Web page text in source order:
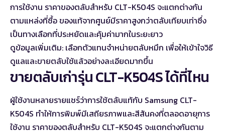
การใช้งาน ราคาของตลับสำหรับ CLT-K504S จะแตกต่างกัน
ตามแหล่งที่ซื้อ ของแท้จากศูนย์มีราคาสูงกว่าตลับเทียบเท่าซึ่ง
เป็นทางเลือกที่ประหยัดและคุ้มค่ามากในระยะยาว
ดูข้อมูลเพิ่มเติม: เลือกตัวแทนจำหน่ายตลับหมึก เพื่อให้เข้าใจวิธี
ดูแลและขายตลับใช้แล้วอย่างละเอียดมากขึ้น
ขายตลับเก่ารุ่น CLT-K504S ได้ที่ไหน
ผู้ใช้งานหลายรายแชร์ว่าการใช้ตลับแท้กับ Samsung CLT-
K504S ทำให้การพิมพ์มีเสถียรภาพและสีสันคงที่ตลอดอายุการ
ใช้งาน ราคาของตลับสำหรับ CLT-K504S จะแตกต่างกันตาม